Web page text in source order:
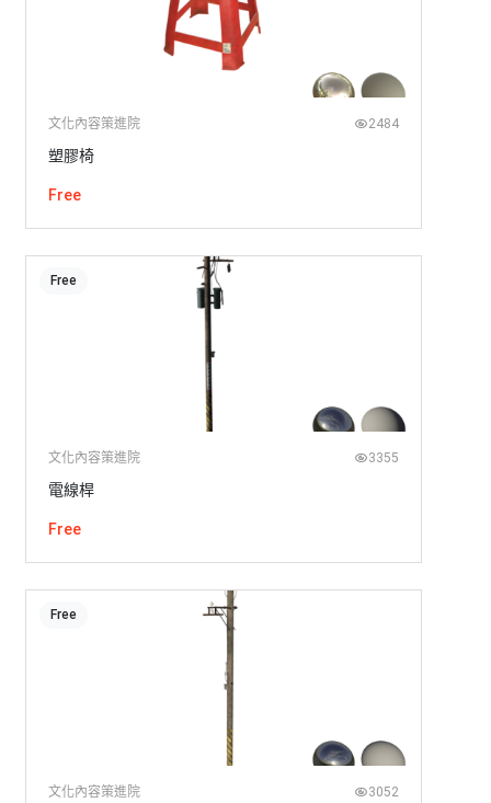
文化內容策進院 2484
塑膠椅
Free
Free
文化內容策進院 3355
電線桿
Free
Free
文化內容策進院 3052